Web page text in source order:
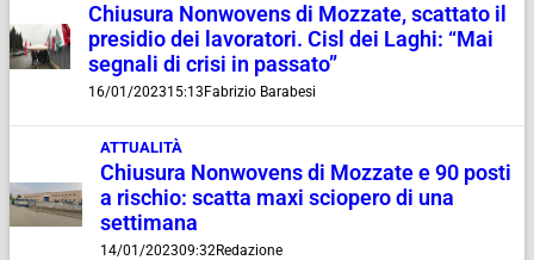
Chiusura Nonwovens di Mozzate, scattato il
presidio dei lavoratori. Cisl dei Laghi: “Mai
segnali di crisi in passato”
16/01/202315:13Fabrizio Barabesi
ATTUALITÀ
Chiusura Nonwovens di Mozzate e 90 posti
a rischio: scatta maxi sciopero di una
settimana
14/01/202309:32Redazione